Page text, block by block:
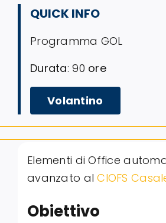
QUICK INFO
Programma GOL
Durata: 90 ore
Volantino
Elementi di Office
avanzato alCIOFS
Obiettivo